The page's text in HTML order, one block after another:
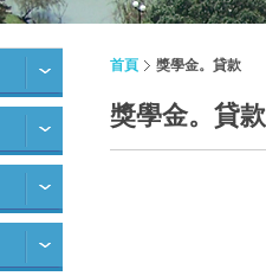
首頁 獎學金。貸款
獎學金。貸款